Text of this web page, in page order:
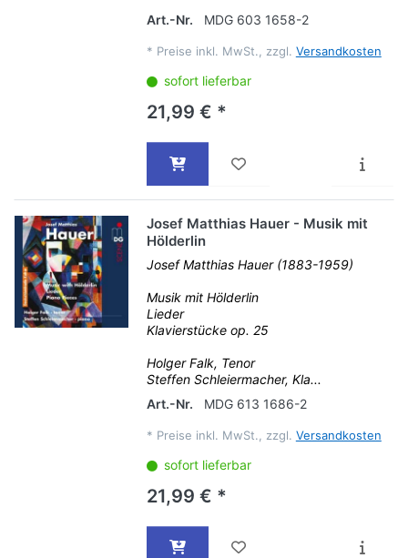
Art.-Nr. MDG 603 1658-2
* Preise inkl. MwSt., zzgl. Versandkosten
sofort lieferbar
21,99 € *
Josef Matthias Hauer - Musik mit
Hölderlin
Josef Matthias Hauer (1883-1959)
Musik mit Hölderlin
Lieder
Klavierstücke op. 25
Holger Falk, Tenor
Steffen Schleiermacher, Kla...
Art.-Nr.
MDG 613 1686-2
* Preise inkl. MwSt., zzgl. Versandkosten
sofort lieferbar
21,99 € *